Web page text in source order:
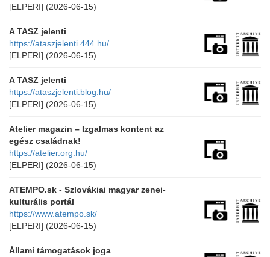
[ELPERI] (2026-06-15)
A TASZ jelenti
https://ataszjelenti.444.hu/
[ELPERI] (2026-06-15)
A TASZ jelenti
https://ataszjelenti.blog.hu/
[ELPERI] (2026-06-15)
Atelier magazin – Izgalmas kontent az
egész családnak!
https://atelier.org.hu/
[ELPERI] (2026-06-15)
ATEMPO.sk - Szlovákiai magyar zenei-
kulturális portál
https://www.atempo.sk/
[ELPERI] (2026-06-15)
Állami támogatások joga